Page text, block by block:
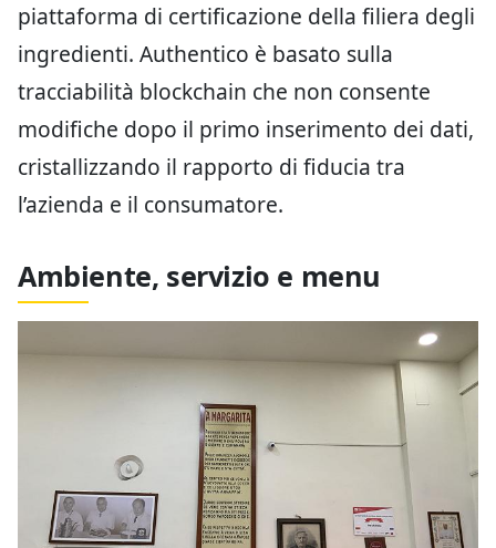
piattaforma di certificazione della filiera degli
ingredienti. Authentico è basato sulla
tracciabilità blockchain che non consente
modifiche dopo il primo inserimento dei dati,
cristallizzando il rapporto di fiducia tra
l’azienda e il consumatore.
Ambiente, servizio e menu